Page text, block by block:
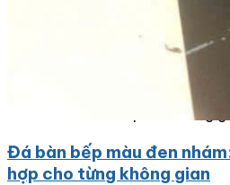
Chưa có sản phẩm trong
Đá bàn bếp màu đen
hợp cho từng không gian